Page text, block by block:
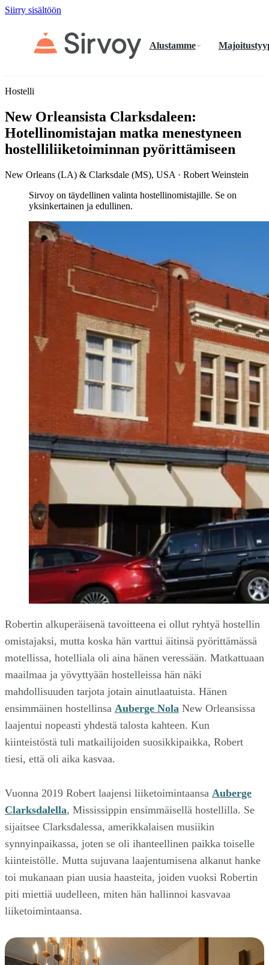
Siirry sisältöön
Alustamme
Hostelli
New Orleansista Clarksdaleen:
Hotellinomistajan matka menestyneen
hostelliliiketoiminnan pyörittämiseen
New Orleans (LA) & Clarksdale (MS), USA · Robert Weinstein
Sirvoy on täydellinen valinta hostellinomistajille. Se on
yksinkertainen ja edullinen.
Robertin alkuperäisenä tavoitteena ei ollut ryhtyä hostellin
omistajaksi, mutta koska hän varttui äitinsä pyörittämässä
motellissa, hotelliala oli aina hänen veressään. Matkattuaan
maailmaa ja yövyttyään hostelleissa hän näki
mahdollisuuden tarjota jotain ainutlaatuista. Hänen
ensimmäinen hostellinsa Auberge Nola New Orleansissa
laajentui nopeasti yhdestä talosta kahteen. Kun
kiinteistöstä tuli matkailijoiden suosikkipaikka, Robert
tiesi, että oli aika kasvaa.
Vuonna 2019 Robert laajensi liiketoimintaansa Auberge
Clarksdalella, Mississippin ensimmäisellä hostellilla. Se
sijaitsee Clarksdalessa, amerikkalaisen musiikin
synnyinpaikassa, joten se oli ihanteellinen paikka toiselle
kiinteistölle. Mutta sujuvana laajentumisena alkanut hanke
toi mukanaan pian uusia haasteita, joiden vuoksi Robertin
piti miettiä uudelleen, miten hän hallinnoi kasvavaa
liiketoimintaansa.